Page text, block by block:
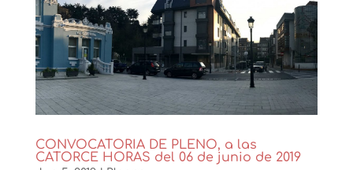
CONVOCATORIA DE PLENO, a las
CATORCE HORAS del 06 de junio de 2019